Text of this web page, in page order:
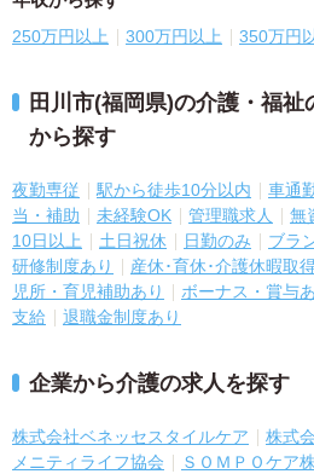
250万円以上 300万円以上 350万円
田川市(福岡県)の介護・福
から探す
夜勤専従 駅から徒歩10分以内 車通
当・補助
未経験OK 管理職求人 無
10日以上
土日祝休 日勤のみ ブラ
研修制度あり
産休･育休･介護休暇取
児所・育児補助あり
ボーナス・賞与
支給
退職金制度あり
企業から介護の求人を探す
株式会社ベネッセスタイルケア 株式
メニティライフ協会
ＳＯＭＰＯケア